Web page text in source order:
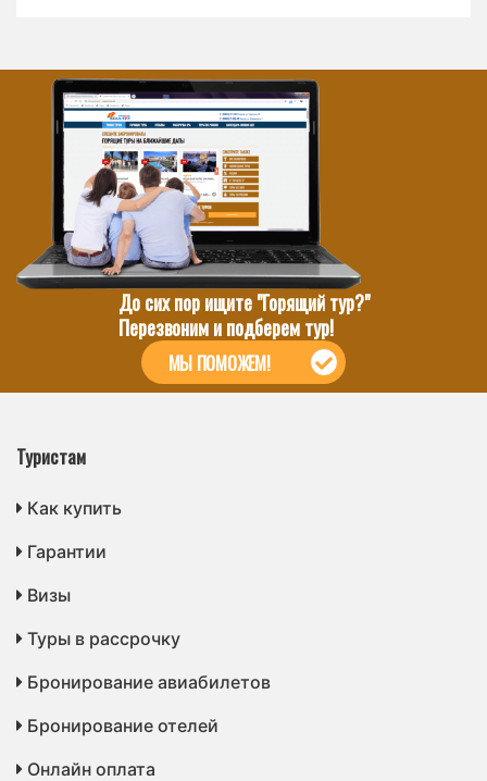
До сих пор ищите "Горящий тур?"
Перезвоним и подберем тур!
МЫ ПОМОЖЕМ!
Туристам
Как купить
Гарантии
Визы
Туры в рассрочку
Бронирование авиабилетов
Бронирование отелей
Онлайн оплата